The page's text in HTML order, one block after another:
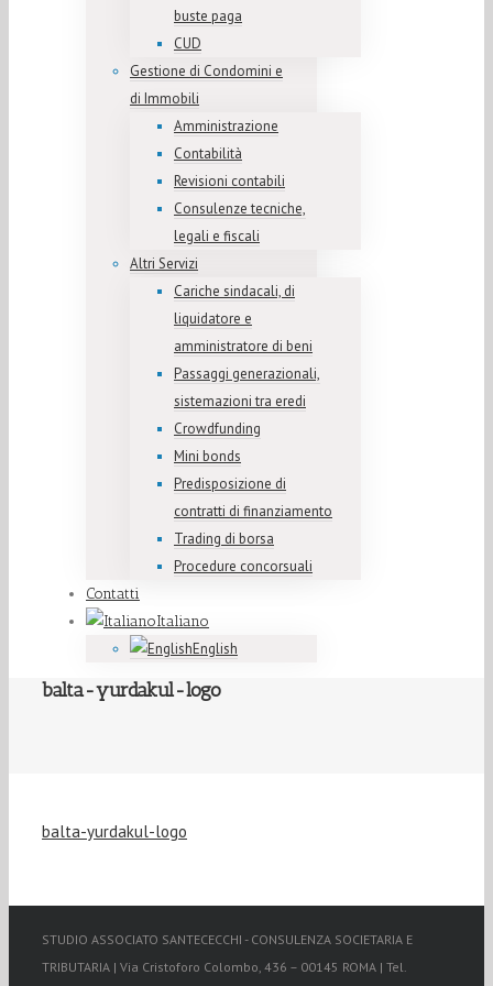
buste paga
CUD
Gestione di Condomini e
di Immobili
Amministrazione
Contabilità
Revisioni contabili
Consulenze tecniche,
legali e fiscali
Altri Servizi
Cariche sindacali, di
liquidatore e
amministratore di beni
Passaggi generazionali,
sistemazioni tra eredi
Crowdfunding
Mini bonds
Predisposizione di
contratti di finanziamento
Trading di borsa
Procedure concorsuali
Contatti
Italiano
English
balta-yurdakul-logo
balta-yurdakul-logo
STUDIO ASSOCIATO SANTECECCHI - CONSULENZA SOCIETARIA E
TRIBUTARIA | Via Cristoforo Colombo, 436 – 00145 ROMA | Tel.